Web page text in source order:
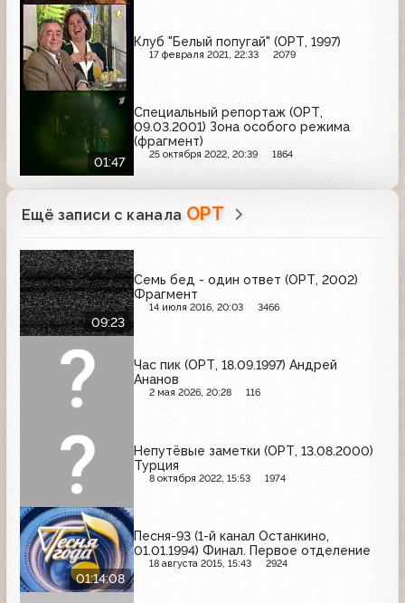
Клуб "Белый попугай" (ОРТ, 1997)
17 февраля 2021, 22:33 2079
01:47
Специальный репортаж (ОРТ,
09.03.2001) Зона особого режима
(фрагмент)
25 октября 2022, 20:39 1864
Ещё записи с канала ОРТ
09:23
Семь бед - один ответ (ОРТ, 2002)
Фрагмент
14 июля 2016, 20:03 3466
Час пик (ОРТ, 18.09.1997) Андрей
Ананов
2 мая 2026, 20:28 116
Непутёвые заметки (ОРТ, 13.08.2000)
Турция
8 октября 2022, 15:53 1974
01:14:08
Песня-93 (1-й канал Останкино,
01.01.1994) Финал. Первое отделение
18 августа 2015, 15:43 2924